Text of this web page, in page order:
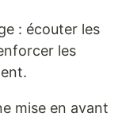
: écouter les
les
mise en avant